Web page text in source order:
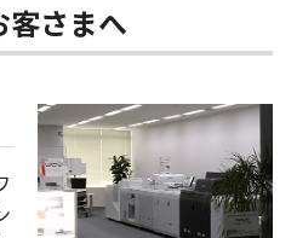
客さまへ